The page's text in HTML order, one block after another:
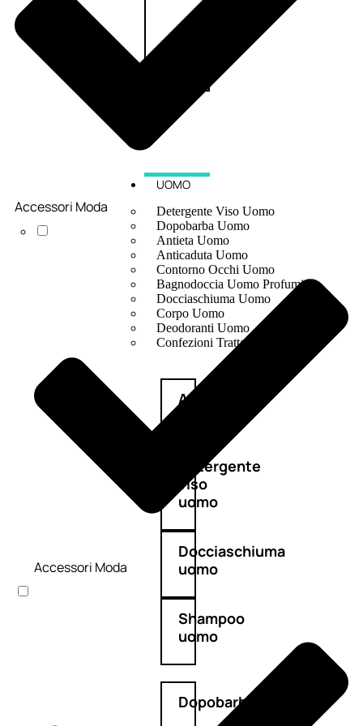
UOMO
Detergente Viso Uomo
Dopobarba Uomo
Antieta Uomo
Anticaduta Uomo
Contorno Occhi Uomo
Bagnodoccia Uomo Profumi
Docciaschiuma Uomo
Corpo Uomo
Deodoranti Uomo
Confezioni Trattamenti Uomo
Antietà
Detergente
viso
uomo
Docciaschiuma
uomo
Shampoo
uomo
Dopobarba
Accessori Moda
Accessori Moda